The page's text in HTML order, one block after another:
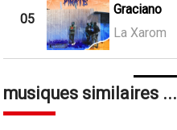
05
Graciano
La Xarom
musiques similaires ...